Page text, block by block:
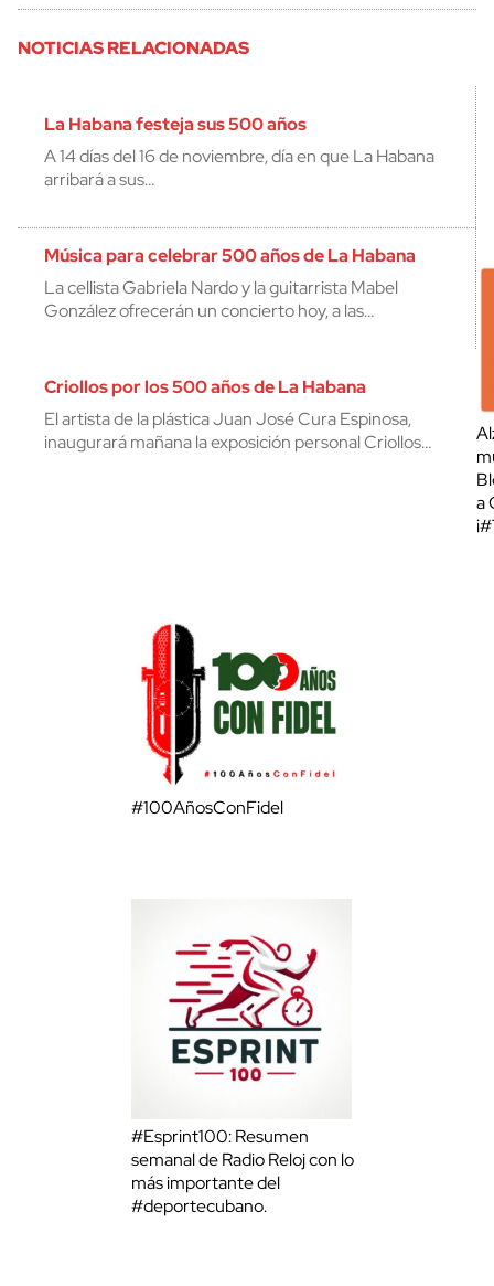
NOTICIAS RELACIONADAS
La Habana festeja sus 500 años
A 14 días del 16 de noviembre, día en que La Habana
arribará a sus…
Música para celebrar 500 años de La Habana
La cellista Gabriela Nardo y la guitarrista Mabel
González ofrecerán un concierto hoy, a las…
Criollos por los 500 años de La Habana
El artista de la plástica Juan José Cura Espinosa,
inaugurará mañana la exposición personal Criollos…
a
#100AñosConFidel
#Esprint100: Resumen
semanal de Radio Reloj con lo
más importante del
#deportecubano.